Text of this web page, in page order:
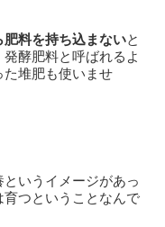
肥料を持ち込まないと
酵肥料と呼ばれるよ
た堆肥も使いませ
というイメージがあっ
つということなんで